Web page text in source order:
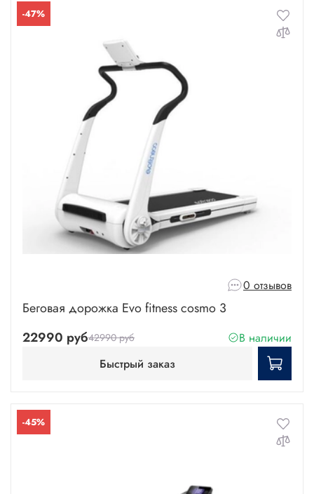
-47%
0 отзывов
Беговая дорожка Evo fitness cosmo 3
22990 руб42990 руб
В наличии
Быстрый заказ
-45%